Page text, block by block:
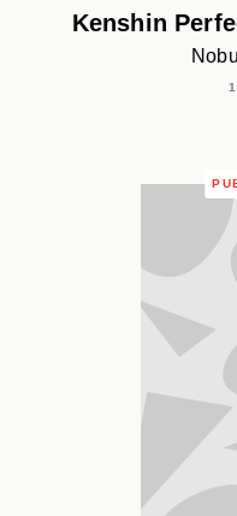
Kenshin